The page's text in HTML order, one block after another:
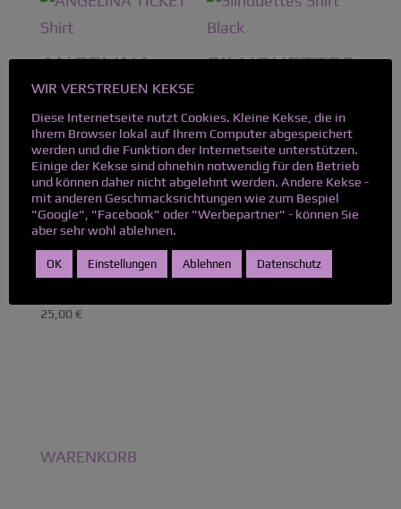
ANGELINA
TICKET SHIRT
22,99€–25,99€Preisspanne:
22,99 €
bis
25,99 €
SILHOUETTES
VIOLET SHIRT
MYSTERIA
25,00 €
WARENKORB
WIR VERSTREUEN KEKSE
Diese Internetseite nutzt Cookies. Kleine Kekse, die in
Ihrem Browser lokal auf Ihrem Computer abgespeichert
werden und die Funktion der Internetseite unterstützen.
Einige der Kekse sind ohnehin notwendig für den Betrieb
und können daher nicht abgelehnt werden. Andere Kekse -
mit anderen Geschmacksrichtungen wie zum Bespiel
"Google", "Facebook" oder "Werbepartner" - können Sie
aber sehr wohl ablehnen.
OK Einstellungen Ablehnen Datenschutz